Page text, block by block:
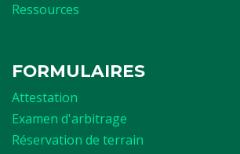
Ressources
FORMULAIRES
Attestation
Examen d'arbitrage
Réservation de terrain